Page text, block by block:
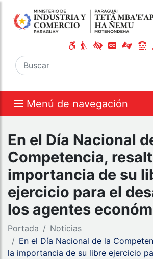
Menú de navegación
En el Día Nacional
Competencia,
importancia de su
ejercicio para el
los agentes
Portada
Noticias
En el Día Nacional de la
la importancia de su libre ejercicio